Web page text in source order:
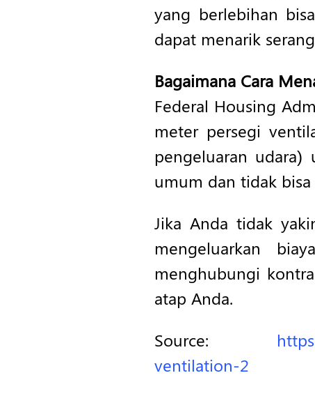
yang berlebihan
dapat menarik
Bagaimana Cara
Federal Housing
meter persegi
pengeluaran
umum dan tidak
Jika Anda tidak
mengeluarkan
menghubungi
atap Anda.
Source:
ventilation-2